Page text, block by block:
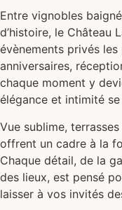
Entre vignobles
d’histoire, le Château
évènements privés
anniversaires,
chaque moment y
élégance et intimité
Vue sublime,
offrent un cadre à la
Chaque détail, de la
des lieux, est pensé
laisser à vos invités